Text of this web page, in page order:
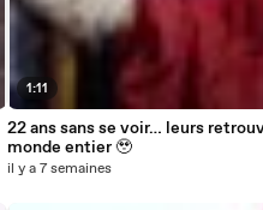
1:11
22 ans sans se voir… leurs
monde entier 🥹
il y a 7 semaines